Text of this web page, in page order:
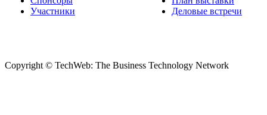
Участники
Деловые встречи
Copyright © TechWeb: The Business Technology Network